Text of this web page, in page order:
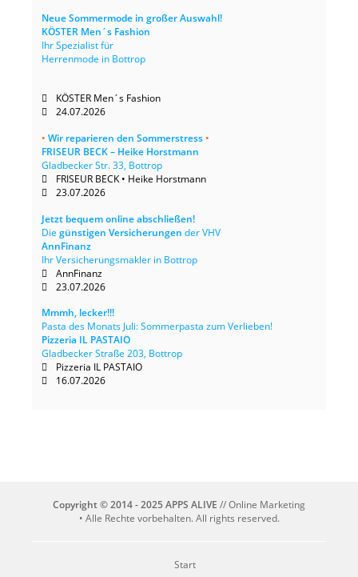
Neue Sommermode in großer Auswahl!
KÖSTER Men´s Fashion
Ihr Spezialist für
Herrenmode in Bottrop
KÖSTER Men´s Fashion
24.07.2026
• Wir reparieren den Sommerstress•
FRISEUR BECK – Heike Horstmann
Gladbecker Str. 33, Bottrop
FRISEUR BECK • Heike Horstmann
23.07.2026
Jetzt bequem online abschließen!
Die günstigen Versicherungen der VHV
AnnFinanz
Ihr Versicherungsmakler in Bottrop
AnnFinanz
23.07.2026
Mmmh, lecker!!!
Pasta des Monats Juli: Sommerpasta zum Verlieben!
Pizzeria IL PASTAIO
Gladbecker Straße 203, Bottrop
Pizzeria IL PASTAIO
16.07.2026
Copyright © 2014 - 2025 APPS ALIVE // Online Marketing
• Alle Rechte vorbehalten. All rights reserved.
Start